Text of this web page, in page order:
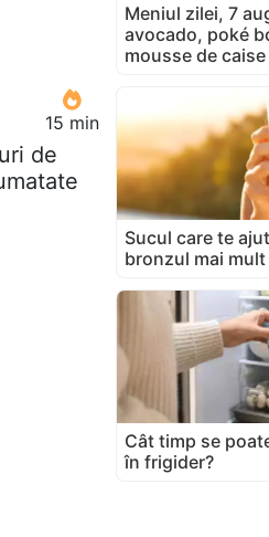
15 min
de
Meniul zilei, 7
avocado, poké
mousse de caise
Sucul care te
bronzul mai
Cât timp se
în frigider?